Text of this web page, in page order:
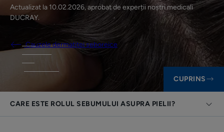
Actualizat la 10.02.2026, aprobat deexperții noștri medicali
DUCRAY.
Cauzele dermatitei seboreice
CUPRINS
CARE ESTE ROLUL SEBUMULUI ASUPRA PIELII?